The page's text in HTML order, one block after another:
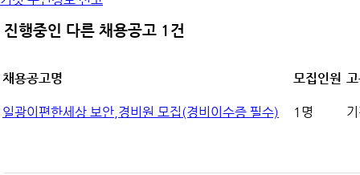
진행중인 다른 채용공고 1건
채용공고명 모집인원
일광이편한세상 보안,경비원 모집(경비이수증 필수) 1명